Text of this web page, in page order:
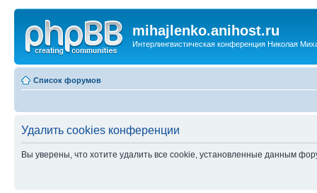
mihajlenko.anihost.ru
Интерлингвистическая конференция Николая
Список форумов
Удалить cookies конференции
Вы уверены, что хотите удалить все cookie, установленные данным